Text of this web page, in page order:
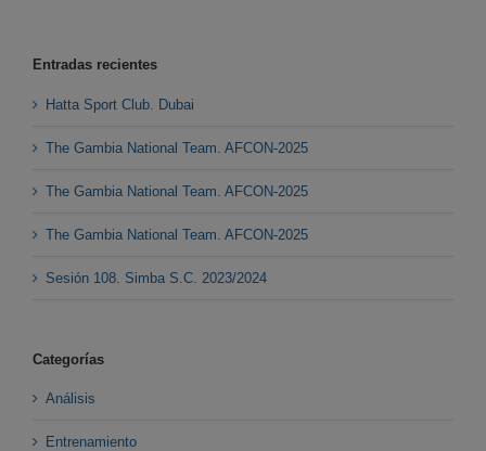
Entradas recientes
Hatta Sport Club. Dubai
The Gambia National Team. AFCON-2025
The Gambia National Team. AFCON-2025
The Gambia National Team. AFCON-2025
Sesión 108. Simba S.C. 2023/2024
Categorías
Análisis
Entrenamiento